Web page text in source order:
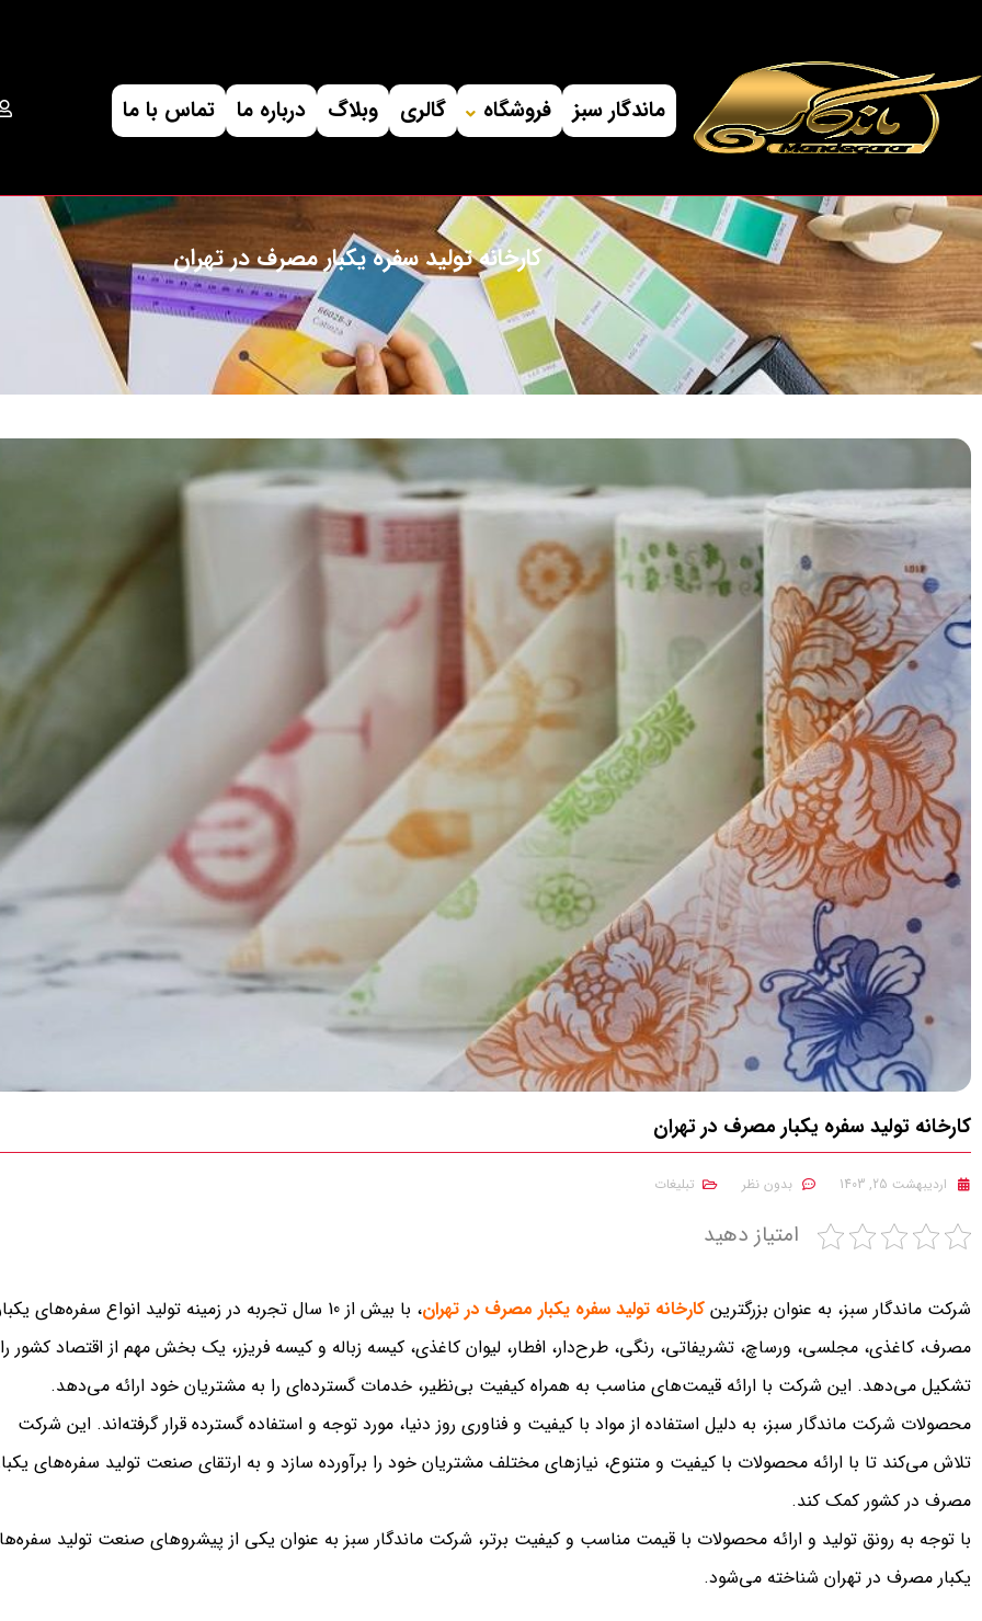
ماندگار سبز فروشگاه گالری وبلاگ درباره ما تماس با ما
کارخانه تولید سفره یکبار مصرف در تهران
کارخانه تولید سفره یکبار مصرف در تهران
اردیبهشت 25, 1403 بدون نظر تبلیغات
امتیاز دهید
شرکت ماندگار سبز، به عنوان بزرگترین کارخانه تولید سفره یکبار مصرف در تهران
، با بیش از 10 سال تجربه در زمینه تولید انواع سفره‌های
مصرف، کاغذی، مجلسی، ورساچ، تشریفاتی، رنگی، طرح‌دار، افطار، لیوان کاغذی، کیسه زباله و کیسه فریزر، یک بخش مهم از اقتصاد کشور را
تشکیل می‌دهد. این شرکت با ارائه قیمت‌های مناسب به همراه کیفیت بی‌نظیر، خدمات گسترده‌ای را به مشتریان خود ارائه می‌دهد.
محصولات شرکت ماندگار سبز، به دلیل استفاده از مواد با کیفیت و فناوری روز دنیا، مورد توجه و استفاده گسترده قرار گرفته‌اند. این شرکت
تلاش می‌کند تا با ارائه محصولات با کیفیت و متنوع، نیازهای مختلف مشتریان خود را برآورده سازد و به ارتقای صنعت تولید سفره‌های
مصرف در کشور کمک کند.
با توجه به رونق تولید و ارائه محصولات با قیمت مناسب و کیفیت برتر، شرکت ماندگار سبز به عنوان یکی از پیشروهای صنعت تولید
یکبار مصرف در تهران شناخته می‌شود.